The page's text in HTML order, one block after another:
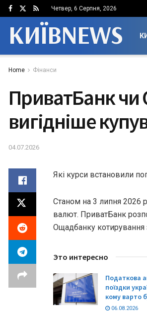
Четвер, 6 Серпня, 2026
КИЇВNEWS
Home Фінанси
ПриватБанк
вигідніше
04.07.2026
Які курси встановили
Станом на 3 липня 2026
валют. ПриватБанк
Ощадбанку котирування
Это интересно
Податкова
поїздки
кому варто
06.08.2026